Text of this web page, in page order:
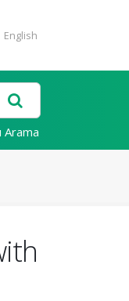
English
Arama